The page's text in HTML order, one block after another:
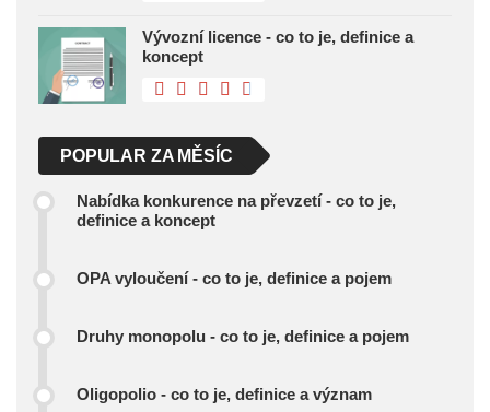
Vývozní licence - co to je, definice a
koncept
POPULAR ZA MĚSÍC
Nabídka konkurence na převzetí - co to je,
definice a koncept
OPA vyloučení - co to je, definice a pojem
Druhy monopolu - co to je, definice a pojem
Oligopolio - co to je, definice a význam